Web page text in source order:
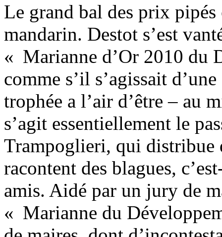
Le grand bal des prix
mandarin. Destot s’est
« Marianne d’Or 2010 du
comme s’il s’agissait
trophée a l’air d’être – au
s’agit essentiellement le
Trampoglieri, qui distribue
racontent des blagues,
amis. Aidé par un jury de
« Marianne du